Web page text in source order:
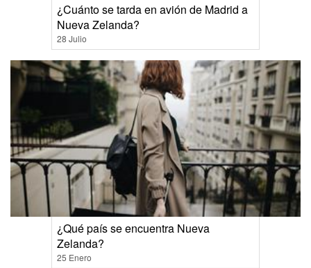
¿Cuánto se tarda en avión de Madrid a
Nueva Zelanda?
28 Julio
¿Qué país se encuentra Nueva
Zelanda?
25 Enero